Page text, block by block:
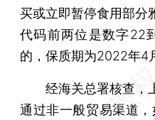
买或立即暂停食用部分
代码前两位是数字22
的，保质期为2022年4
经海关总署核查，上
通过非一般贸易渠道